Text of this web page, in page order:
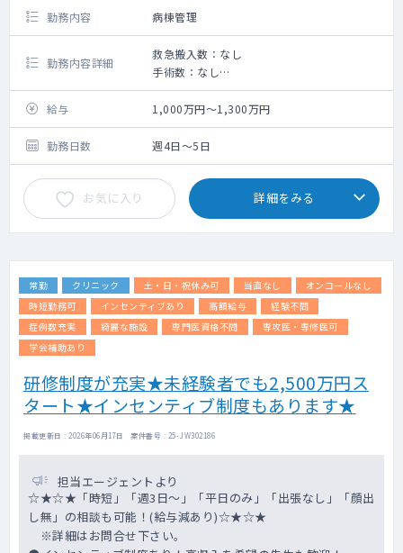
勤務内容 病棟管理
勤務内容詳細
救急搬入数：なし
手術数：なし
療養病床の病棟管理業務をお願いいたしま
す。
【施設概要】
◇ 病床数 ： 約60床
◇ 施設区分 ： 療養型
◇ 救急告示 ： 救急告示なし
給与 1,000万円～1,300万円
勤務日数 週4日～5日
お気に入り 詳細をみる
常勤 クリニック 土・日・祝休み可 当直なし
オンコールなし
時短勤務可
インセンティブあり 高額給与
経験不問
症例数充実
綺麗な施設 専門医資格不問
専攻医・専修医可
学会補助あり
研修制度が充実★未経験者でも2,500万円ス
タート★インセンティブ制度もあります★
掲載更新日 : 2026年06月17日 案件番号 : 25-JW302186
担当エージェントより
☆★☆★「時短」「週3日～」「平日のみ」「出張なし」「顔出
し無」の相談も可能！(給与減あり)☆★☆★
※詳細はお問合せ下さい。